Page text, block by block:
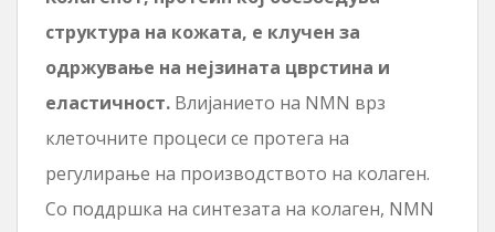
структура на кожата, е клучен за
одржување на нејзината цврстина и
еластичност. Влијанието на NMN врз
клеточните процеси се протега на
регулирање на производството на колаген.
Со поддршка на синтезата на колаген, NMN